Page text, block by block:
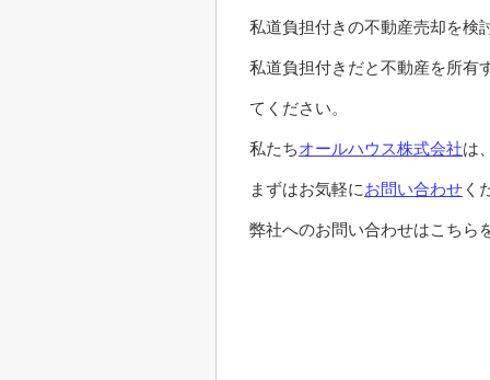
私道負担付きの不動産売却を検
私道負担付きだと不動産を所有
てください。
私たちオールハウス株式会社は
まずはお気軽にお問い合わせ く
弊社へのお問い合わせはこちら